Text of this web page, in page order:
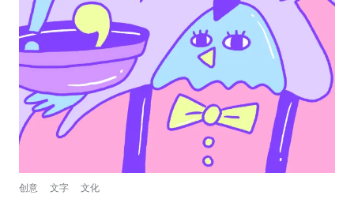
创意 文字 文化